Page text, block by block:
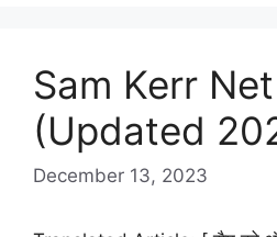
Sam Kerr
(Updated
December 13, 2023